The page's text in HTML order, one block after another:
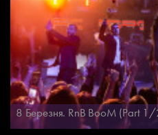
8 Березня. RnB BooM (Part